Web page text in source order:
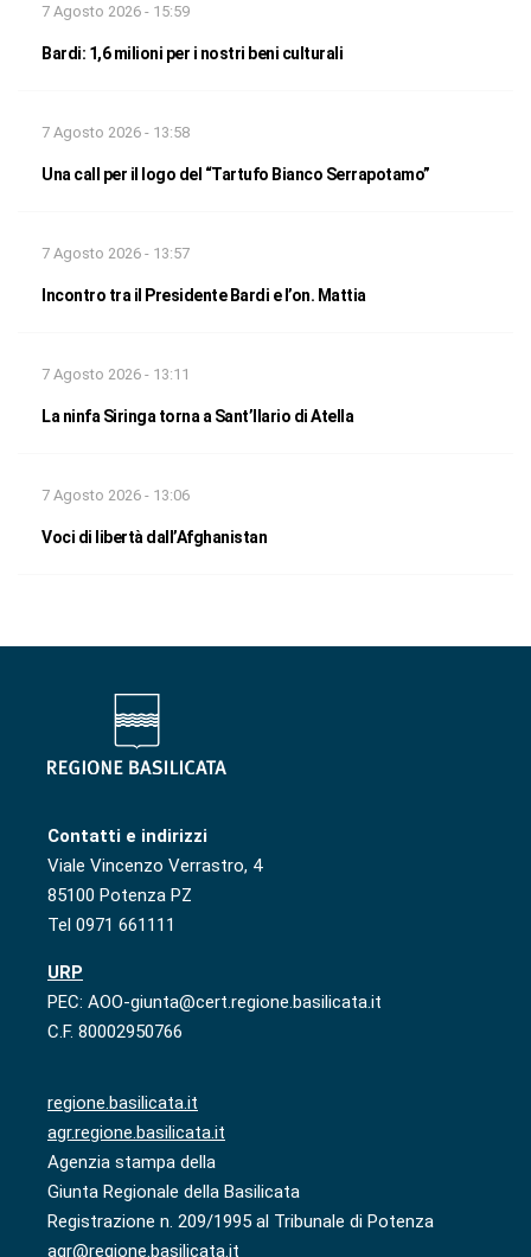
7 Agosto 2026 - 15:59
Bardi: 1,6 milioni per i nostri beni culturali
7 Agosto 2026 - 13:58
Una call per il logo del “Tartufo Bianco Serrapotamo”
7 Agosto 2026 - 13:57
Incontro tra il Presidente Bardi e l’on. Mattia
7 Agosto 2026 - 13:11
La ninfa Siringa torna a Sant’Ilario di Atella
7 Agosto 2026 - 13:06
Voci di libertà dall’Afghanistan
Contatti e indirizzi
Viale Vincenzo Verrastro, 4
85100 Potenza PZ
Tel 0971 661111
URP
PEC: AOO-giunta@cert.regione.basilicata.it
C.F. 80002950766
regione.basilicata.it
agr.regione.basilicata.it
Agenzia stampa della
Giunta Regionale della Basilicata
Registrazione n. 209/1995 al Tribunale di Potenza
agr@regione.basilicata.it